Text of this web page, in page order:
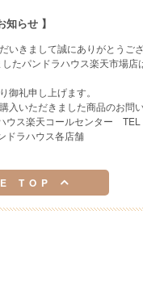
らせ 】
きまして誠にありがとうござ
たパンドラハウス楽天市場
御礼申し上げます。
いただきました商品のお問
ス楽天コールセンター TEL
ドラハウス各店舗
TOP